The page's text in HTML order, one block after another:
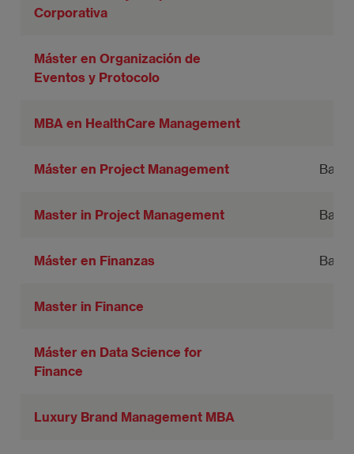
Corporativa
Máster en Organización de
Eventos y Protocolo
MBA en HealthCare Management
Máster en Project Management
Master in Project Management
Máster en Finanzas
Master in Finance
Máster en Data Science for
Finance
Luxury Brand Management MBA